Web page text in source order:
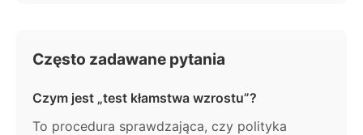
Często zadawane pytania
Czym jest „test kłamstwa wzrostu”?
To procedura sprawdzająca, czy polityka